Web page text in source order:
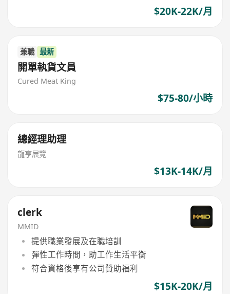
$20K-22K/月
兼職 最新
開單執貨文員
Cured Meat King
$75-80/小時
總經理助理
龍亨展覽
$13K-14K/月
clerk
MMID
提供職業發展及在職培訓
彈性工作時間，助工作生活平衡
符合資格後享有公司贊助福利
$15K-20K/月